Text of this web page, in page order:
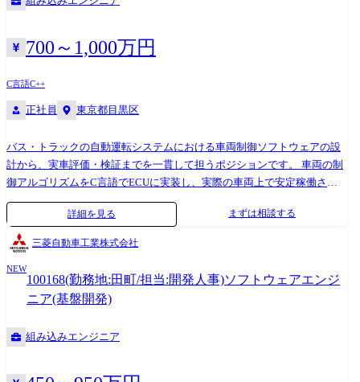
ークソリューション製品に対する品質保証力を強化する。 当社医用シス
証業務を担っている品質保証本部 医用システム品質保証部にて、製品に
組み込まれるソフトウェアの品質保証・検査業務をお任せします。 <具
廃・原価低減等)時の不具合作りこみ防止のため、変更内容の妥当性確認
ためのテスト項目の設計及び実行 ・フィールド品質問題(不具合など)の
解決に向けた原因究明、関連部署への対策推進指示 ・コラボ先(海外・国
内)との連携、定例会議の開催や連絡 ※参考:[ヘルスケア製品・事業紹介]
(https://www.hitachi-hightech.com/jp/ja/products/healthcare/) ●変更の範囲:
会社の定める業務 【入社後お任せする業務】 先輩社員によるOJTのも
と、製品の検査業務をお任せします。検査期間は1製品あたり約1カ月～3
カ月です。
700～1,000万円
C言語C++
正社員 東京都目黒区
バス・トラックの自動運転システムにおける車両制御ソフトウェアの設
計から、実車評価・検証までを一貫して担うポジションです。 車両の制
御アルゴリズムをC言語でECUに実装し、実際の車両上で安定稼働させ
るところまでを担うポジションです。 自社での実装・デバッグにとどま
らず、全国各地の実証実験現場での動作確認や不具合対応まで、ソフト
ウェアの品質を現場レベルで担保する役割を担います。 具体的には: ・C
言語による車両制御ソフトウェアの実装・デバッグ ・ECUへの組み込み
および実車での動作検証 ・走行環境ごとの設定・パラメータ調整と現地
対応 ・既存制御ロジックの改善・不具合対策・ドキュメント整備
詳細を見る まずは相談する
三菱自動車工業株式会社
NEW
100168(勤務地:田町/担当:開発人事)ソフトウェアエンジ
ニア(基盤開発)
組み込みエンジニア